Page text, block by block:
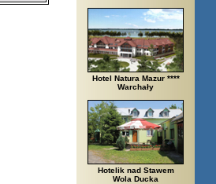
Hotel Natura Mazur ****
Warchały
Hotelik nad Stawem
Wola Ducka